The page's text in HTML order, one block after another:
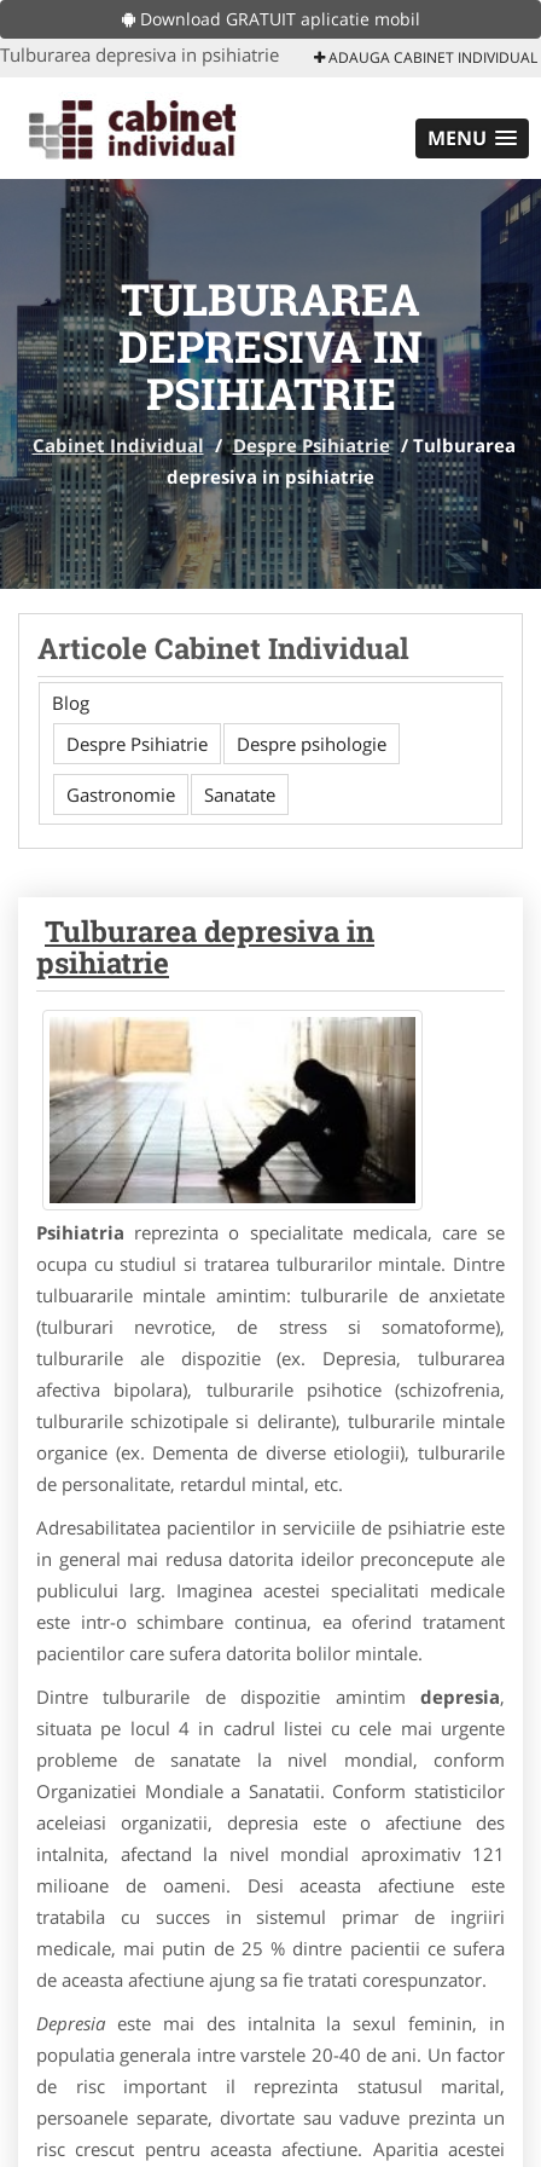
Download GRATUIT aplicatie mobil
Tulburarea depresiva in psihiatrie ADAUGA CABINET INDIVIDUAL
MENU
TULBURAREA
DEPRESIVA IN
PSIHIATRIE
Cabinet Individual / Despre Psihiatrie / Tulburarea
depresiva in psihiatrie
Articole Cabinet Individual
Blog
Despre Psihiatrie
Despre psihologie
Gastronomie Sanatate
Tulburarea depresiva in
psihiatrie
Psihiatria reprezinta o specialitate medicala, care se
ocupa cu studiul si tratarea tulburarilor mintale. Dintre
tulbuararile mintale amintim: tulburarile de anxietate
(tulburari nevrotice, de stress si somatoforme),
tulburarile ale dispozitie (ex. Depresia, tulburarea
afectiva bipolara), tulburarile psihotice (schizofrenia,
tulburarile schizotipale si delirante), tulburarile mintale
organice (ex. Dementa de diverse etiologii), tulburarile
de personalitate, retardul mintal, etc.
Adresabilitatea pacientilor in serviciile de psihiatrie este
in general mai redusa datorita ideilor preconcepute ale
publicului larg. Imaginea acestei specialitati medicale
este intr-o schimbare continua, ea oferind tratament
pacientilor care sufera datorita bolilor mintale.
Dintre tulburarile de dispozitie amintim depresia,
situata pe locul 4 in cadrul listei cu cele mai urgente
probleme de sanatate la nivel mondial, conform
Organizatiei Mondiale a Sanatatii. Conform statisticilor
aceleiasi organizatii, depresia este o afectiune des
intalnita, afectand la nivel mondial aproximativ 121
milioane de oameni. Desi aceasta afectiune este
tratabila cu succes in sistemul primar de ingriiri
medicale, mai putin de 25 % dintre pacientii ce sufera
de aceasta afectiune ajung sa fie tratati corespunzator.
Depresia este mai des intalnita la sexul feminin, in
populatia generala intre varstele 20-40 de ani. Un factor
de risc important il reprezinta statusul marital,
persoanele separate, divortate sau vaduve prezinta un
risc crescut pentru aceasta afectiune. Aparitia acestei